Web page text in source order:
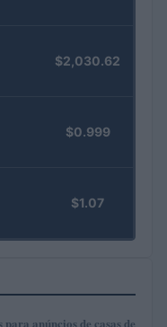
$2,030.62
$0.999
$1.07
anúncios de casas de